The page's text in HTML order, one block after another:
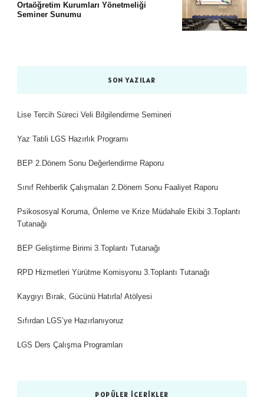
Ortaöğretim Kurumları Yönetmeliği
Seminer Sunumu
SON YAZILAR
Lise Tercih Süreci Veli Bilgilendirme Semineri
Yaz Tatili LGS Hazırlık Programı
BEP 2.Dönem Sonu Değerlendirme Raporu
Sınıf Rehberlik Çalışmaları 2.Dönem Sonu Faaliyet Raporu
Psikososyal Koruma, Önleme ve Krize Müdahale Ekibi 3.Toplantı
Tutanağı
BEP Geliştirme Birimi 3.Toplantı Tutanağı
RPD Hizmetleri Yürütme Komisyonu 3.Toplantı Tutanağı
Kaygıyı Bırak, Gücünü Hatırla! Atölyesi
Sıfırdan LGS’ye Hazırlanıyoruz
LGS Ders Çalışma Programları
POPÜLER İÇERIKLER